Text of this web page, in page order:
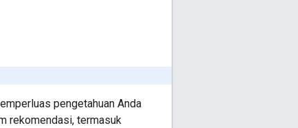
pengetahuan Anda
rekomendasi, termasuk